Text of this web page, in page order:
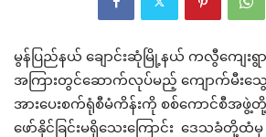
မွန်ပြည်နယ် ချောင်းဆုံမြို့နယ် ကလွီကျေးရွ
အကြားတွင်ဆောက်လုပ်မည့် ကျောက်မီးသွေ
အားပေးစက်ရုံစီမံကိန်းကို စစ်ကောင်စီအ
ဖော်နိုင်ခြင်းမရှိသေးကြောင်း ဒေသခံတို့